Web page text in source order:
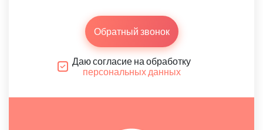
Обратный звонок
Даю согласие на обработку
персональных данных